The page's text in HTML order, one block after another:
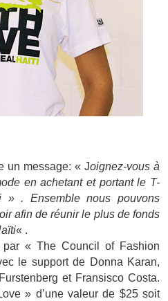
un message: « Joignez-vous à
en achetant et portant le T-
. Ensemble nous pouvons
afin de réunir le plus de fonds
« .
« The Council of Fashion
le support de Donna Karan,
et Fransisco Costa.
» d’une valeur de $25 soit